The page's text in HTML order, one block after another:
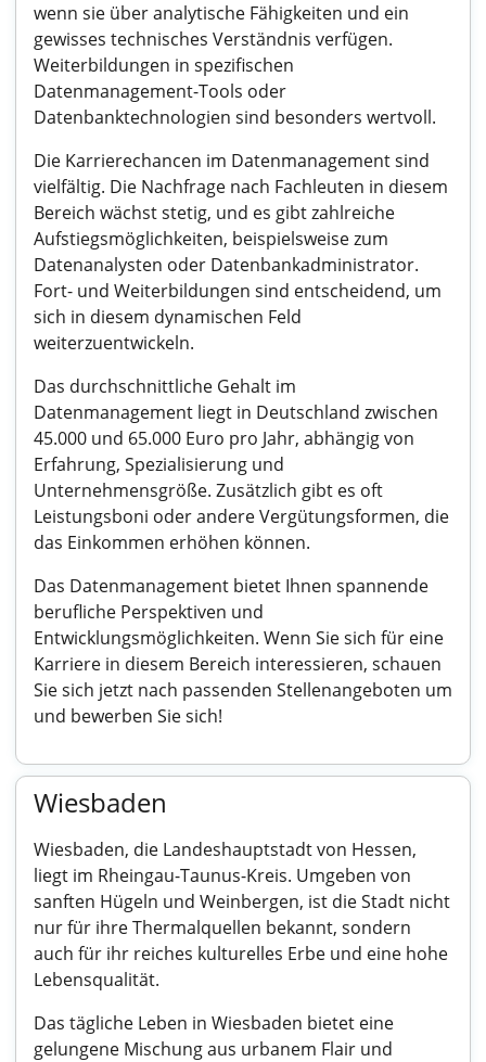
wenn sie über analytische Fähigkeiten und ein
gewisses technisches Verständnis verfügen.
Weiterbildungen in spezifischen
Datenmanagement-Tools oder
Datenbanktechnologien sind besonders wertvoll.
Die Karrierechancen im Datenmanagement sind
vielfältig. Die Nachfrage nach Fachleuten in diesem
Bereich wächst stetig, und es gibt zahlreiche
Aufstiegsmöglichkeiten, beispielsweise zum
Datenanalysten oder Datenbankadministrator.
Fort- und Weiterbildungen sind entscheidend, um
sich in diesem dynamischen Feld
weiterzuentwickeln.
Das durchschnittliche Gehalt im
Datenmanagement liegt in Deutschland zwischen
45.000 und 65.000 Euro pro Jahr, abhängig von
Erfahrung, Spezialisierung und
Unternehmensgröße. Zusätzlich gibt es oft
Leistungsboni oder andere Vergütungsformen, die
das Einkommen erhöhen können.
Das Datenmanagement bietet Ihnen spannende
berufliche Perspektiven und
Entwicklungsmöglichkeiten. Wenn Sie sich für eine
Karriere in diesem Bereich interessieren, schauen
Sie sich jetzt nach passenden Stellenangeboten um
und bewerben Sie sich!
Wiesbaden
Wiesbaden, die Landeshauptstadt von Hessen,
liegt im Rheingau-Taunus-Kreis. Umgeben von
sanften Hügeln und Weinbergen, ist die Stadt nicht
nur für ihre Thermalquellen bekannt, sondern
auch für ihr reiches kulturelles Erbe und eine hohe
Lebensqualität.
Das tägliche Leben in Wiesbaden bietet eine
gelungene Mischung aus urbanem Flair und